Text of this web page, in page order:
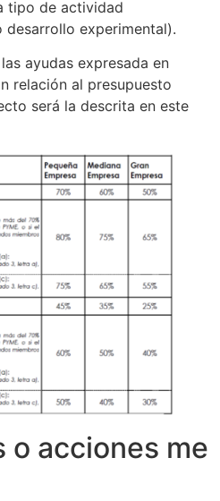
tipo de actividad
experimental).
ayudas expresada en
relación al presupuesto
será la descrita en este
o acciones me